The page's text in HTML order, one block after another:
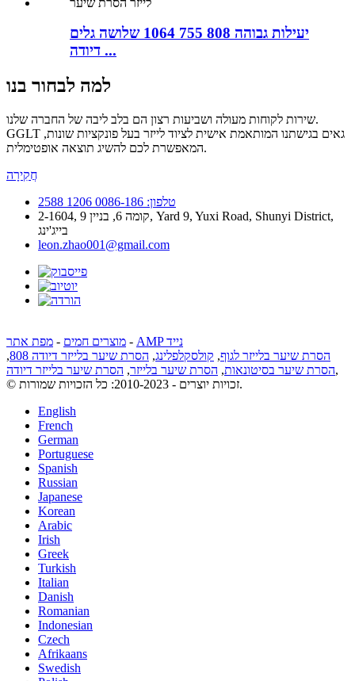
יעילות גבוהה 808 755 1064 שלושה גלים
דיודה ...
למה לבחור בנו
שירות לקוחות מעולה ושביעות רצון הם בלב ליבה של החברה שלנו.
GGLT גאים בגישתנו המותאמת אישית לציוד לייזר בעל פונקציות שונות,
המאפשרת לכם להשיג תוצאה אופטימלית.
חֲקִירָה
טלפון: 0086-186 1206 2588
2-1604, קומה 6, בניין 9, Yard 9, Yuxi Road, Shunyi District,
בייג'ינג
leon.zhao001@gmail.com
מוצרים חמים - מפת אתר -
AMP נייד
הסרת שיער בלייזר לגוף, קולסקלפלינג, הסרת שיער בלייזר דיודה 808
,
הסרת שיער בסיטונאות, הסרת שיער בלייזר, הסרת שיער בלייזר דיודה
,
© זכויות יוצרים - 2010-2023: כל הזכויות שמורות.
English
French
German
Portuguese
Spanish
Russian
Japanese
Korean
Arabic
Irish
Greek
Turkish
Italian
Danish
Romanian
Indonesian
Czech
Afrikaans
Swedish